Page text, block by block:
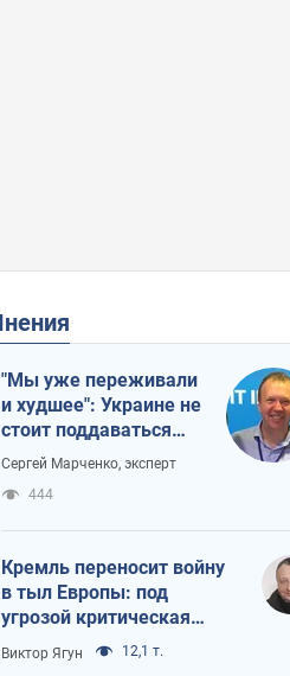
Мнения
"Мы уже переживали
и худшее": Украине не
стоит поддаваться
отчаянию из-за
Сергей Марченко, эксперт
444
Кремль переносит войну
в тыл Европы: под
угрозой критическая
логистика
Виктор Ягун 12,1 т.